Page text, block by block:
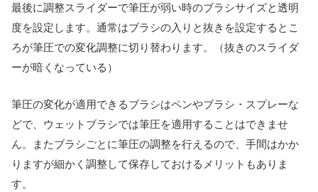
最後に調整スライダーで筆圧が弱い時のブラシサイズと透明
度を設定します。通常はブラシの入りと抜きを設定するとこ
ろが筆圧での変化調整に切り替わります。（抜きのスライダ
ーが暗くなっている）
筆圧の変化が適用できるブラシはペンやブラシ・スプレーな
どで、ウェットブラシでは筆圧を適用することはできませ
ん。またブラシごとに筆圧の調整を行えるので、手間はかか
りますが細かく調整して保存しておけるメリットもありま
す。